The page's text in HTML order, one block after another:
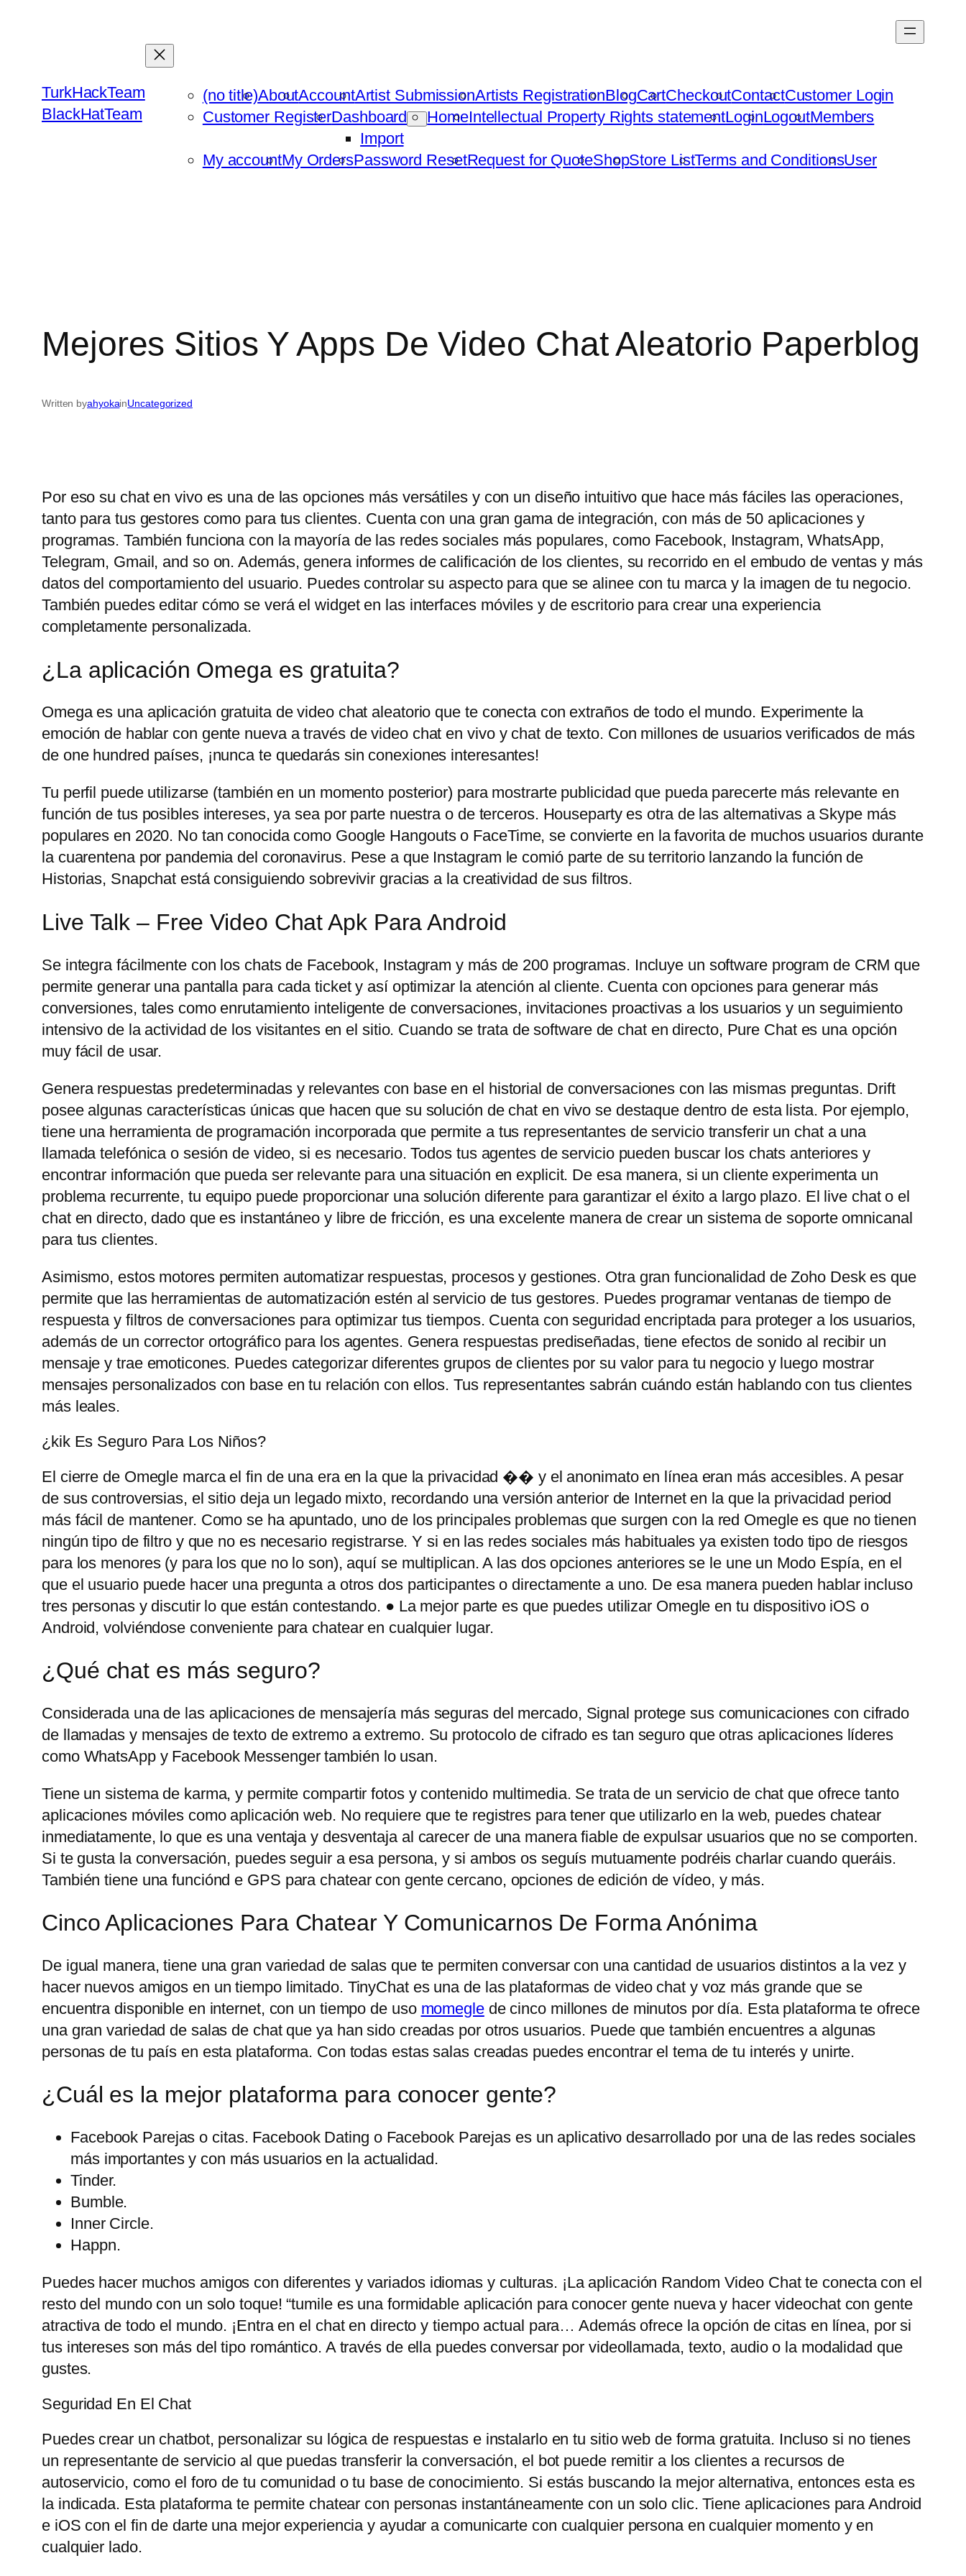
TurkHackTeam
BlackHatTeam
(no title)AboutAccountArtist SubmissionArtists RegistrationBlogCartCheckoutContactCustomer Login
Customer RegisterDashboard
Import
HomeIntellectual Property Rights statementLoginLogoutMembers
My accountMy OrdersPassword ResetRequest for QuoteShopStore ListTerms and ConditionsUser
Mejores Sitios Y Apps De Video Chat Aleatorio Paperblog
Written byahyokainUncategorized
Por eso su chat en vivo es una de las opciones más versátiles y con un diseño intuitivo que hace más fáciles las operaciones,
tanto para tus gestores como para tus clientes. Cuenta con una gran gama de integración, con más de 50 aplicaciones y
programas. También funciona con la mayoría de las redes sociales más populares, como Facebook, Instagram, WhatsApp,
Telegram, Gmail, and so on. Además, genera informes de calificación de los clientes, su recorrido en el embudo de ventas y más
datos del comportamiento del usuario. Puedes controlar su aspecto para que se alinee con tu marca y la imagen de tu negocio.
También puedes editar cómo se verá el widget en las interfaces móviles y de escritorio para crear una experiencia
completamente personalizada.
¿La aplicación Omega es gratuita?
Omega es una aplicación gratuita de video chat aleatorio que te conecta con extraños de todo el mundo. Experimente la
emoción de hablar con gente nueva a través de video chat en vivo y chat de texto. Con millones de usuarios verificados de más
de one hundred países, ¡nunca te quedarás sin conexiones interesantes!
Tu perfil puede utilizarse (también en un momento posterior) para mostrarte publicidad que pueda parecerte más relevante en
función de tus posibles intereses, ya sea por parte nuestra o de terceros. Houseparty es otra de las alternativas a Skype más
populares en 2020. No tan conocida como Google Hangouts o FaceTime, se convierte en la favorita de muchos usuarios durante
la cuarentena por pandemia del coronavirus. Pese a que Instagram le comió parte de su territorio lanzando la función de
Historias, Snapchat está consiguiendo sobrevivir gracias a la creatividad de sus filtros.
Live Talk – Free Video Chat Apk Para Android
Se integra fácilmente con los chats de Facebook, Instagram y más de 200 programas. Incluye un software program de CRM que
permite generar una pantalla para cada ticket y así optimizar la atención al cliente. Cuenta con opciones para generar más
conversiones, tales como enrutamiento inteligente de conversaciones, invitaciones proactivas a los usuarios y un seguimiento
intensivo de la actividad de los visitantes en el sitio. Cuando se trata de software de chat en directo, Pure Chat es una opción
muy fácil de usar.
Genera respuestas predeterminadas y relevantes con base en el historial de conversaciones con las mismas preguntas. Drift
posee algunas características únicas que hacen que su solución de chat en vivo se destaque dentro de esta lista. Por ejemplo,
tiene una herramienta de programación incorporada que permite a tus representantes de servicio transferir un chat a una
llamada telefónica o sesión de video, si es necesario. Todos tus agentes de servicio pueden buscar los chats anteriores y
encontrar información que pueda ser relevante para una situación en explicit. De esa manera, si un cliente experimenta un
problema recurrente, tu equipo puede proporcionar una solución diferente para garantizar el éxito a largo plazo. El live chat o el
chat en directo, dado que es instantáneo y libre de fricción, es una excelente manera de crear un sistema de soporte omnicanal
para tus clientes.
Asimismo, estos motores permiten automatizar respuestas, procesos y gestiones. Otra gran funcionalidad de Zoho Desk es que
permite que las herramientas de automatización estén al servicio de tus gestores. Puedes programar ventanas de tiempo de
respuesta y filtros de conversaciones para optimizar tus tiempos. Cuenta con seguridad encriptada para proteger a los usuarios,
además de un corrector ortográfico para los agentes. Genera respuestas prediseñadas, tiene efectos de sonido al recibir un
mensaje y trae emoticones. Puedes categorizar diferentes grupos de clientes por su valor para tu negocio y luego mostrar
mensajes personalizados con base ​​en tu relación con ellos. Tus representantes sabrán cuándo están hablando con tus clientes
más leales.
¿kik Es Seguro Para Los Niños?
El cierre de Omegle marca el fin de una era en la que la privacidad �� y el anonimato en línea eran más accesibles. A pesar
de sus controversias, el sitio deja un legado mixto, recordando una versión anterior de Internet en la que la privacidad period
más fácil de mantener. Como se ha apuntado, uno de los principales problemas que surgen con la red Omegle es que no tienen
ningún tipo de filtro y que no es necesario registrarse. Y si en las redes sociales más habituales ya existen todo tipo de riesgos
para los menores (y para los que no lo son), aquí se multiplican. A las dos opciones anteriores se le une un Modo Espía, en el
que el usuario puede hacer una pregunta a otros dos participantes o directamente a uno. De esa manera pueden hablar incluso
tres personas y discutir lo que están contestando. ● La mejor parte es que puedes utilizar Omegle en tu dispositivo iOS o
Android, volviéndose conveniente para chatear en cualquier lugar.
¿Qué chat es más seguro?
Considerada una de las aplicaciones de mensajería más seguras del mercado, Signal protege sus comunicaciones con cifrado
de llamadas y mensajes de texto de extremo a extremo. Su protocolo de cifrado es tan seguro que otras aplicaciones líderes
como WhatsApp y Facebook Messenger también lo usan.
Tiene un sistema de karma, y permite compartir fotos y contenido multimedia. Se trata de un servicio de chat que ofrece tanto
aplicaciones móviles como aplicación web. No requiere que te registres para tener que utilizarlo en la web, puedes chatear
inmediatamente, lo que es una ventaja y desventaja al carecer de una manera fiable de expulsar usuarios que no se comporten.
Si te gusta la conversación, puedes seguir a esa persona, y si ambos os seguís mutuamente podréis charlar cuando queráis.
También tiene una funciónd e GPS para chatear con gente cercano, opciones de edición de vídeo, y más.
Cinco Aplicaciones Para Chatear Y Comunicarnos De Forma Anónima
De igual manera, tiene una gran variedad de salas que te permiten conversar con una cantidad de usuarios distintos a la vez y
hacer nuevos amigos en un tiempo limitado. TinyChat es una de las plataformas de video chat y voz más grande que se
encuentra disponible en internet, con un tiempo de uso momeglede cinco millones de minutos por día. Esta plataforma te ofrece
una gran variedad de salas de chat que ya han sido creadas por otros usuarios. Puede que también encuentres a algunas
personas de tu país en esta plataforma. Con todas estas salas creadas puedes encontrar el tema de tu interés y unirte.
¿Cuál es la mejor plataforma para conocer gente?
Facebook Parejas o citas. Facebook Dating o Facebook Parejas es un aplicativo desarrollado por una de las redes sociales
más importantes y con más usuarios en la actualidad.
Tinder.
Bumble.
Inner Circle.
Happn.
Puedes hacer muchos amigos con diferentes y variados idiomas y culturas. ¡La aplicación Random Video Chat te conecta con el
resto del mundo con un solo toque! “tumile es una formidable aplicación para conocer gente nueva y hacer videochat con gente
atractiva de todo el mundo. ¡Entra en el chat en directo y tiempo actual para… Además ofrece la opción de citas en línea, por si
tus intereses son más del tipo romántico. A través de ella puedes conversar por videollamada, texto, audio o la modalidad que
gustes.
Seguridad En El Chat
Puedes crear un chatbot, personalizar su lógica de respuestas e instalarlo en tu sitio web de forma gratuita. Incluso si no tienes
un representante de servicio al que puedas transferir la conversación, el bot puede remitir a los clientes a recursos de
autoservicio, como el foro de tu comunidad o tu base de conocimiento. Si estás buscando la mejor alternativa, entonces esta es
la indicada. Esta plataforma te permite chatear con personas instantáneamente con un solo clic. Tiene aplicaciones para Android
e iOS con el fin de darte una mejor experiencia y ayudar a comunicarte con cualquier persona en cualquier momento y en
cualquier lado.